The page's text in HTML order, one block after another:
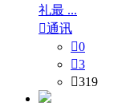
礼最 ...
通讯
0
3
319